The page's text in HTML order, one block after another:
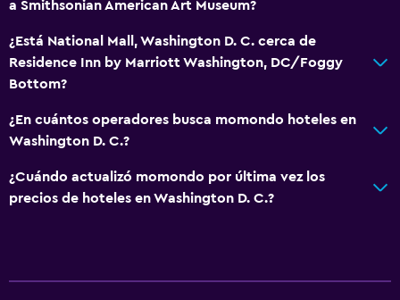
a Smithsonian American Art Museum?
¿Está National Mall, Washington D. C. cerca de
Residence Inn by Marriott Washington, DC/Foggy
Bottom?
¿En cuántos operadores busca momondo hoteles en
Washington D. C.?
¿Cuándo actualizó momondo por última vez los
precios de hoteles en Washington D. C.?